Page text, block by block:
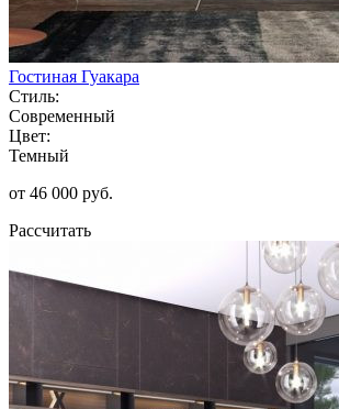
Гостиная Гуакара
Стиль:
Современный
Цвет:
Темный
от 46 000 руб.
Рассчитать